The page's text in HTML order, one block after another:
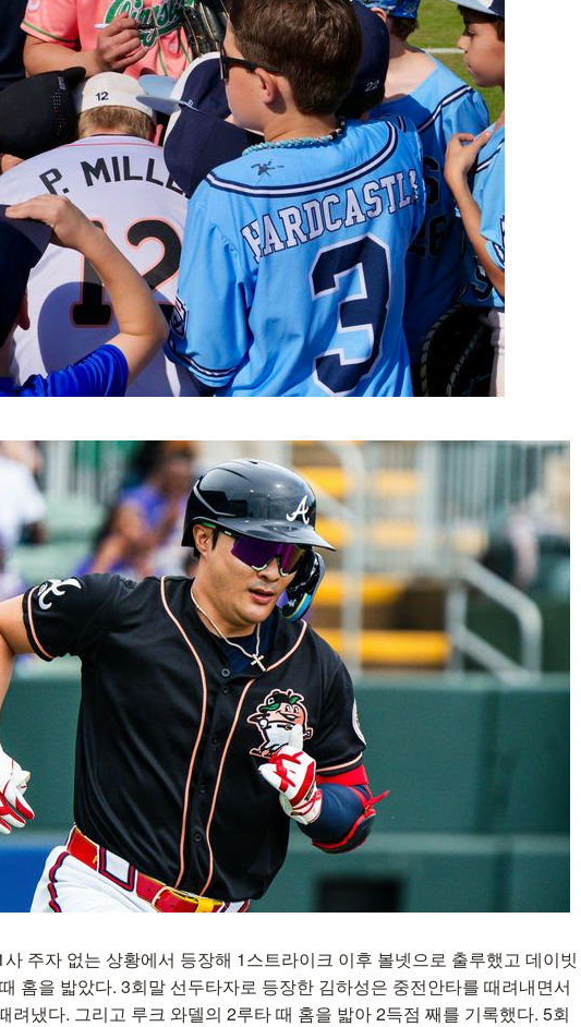
주자 없는 상황에서 등장해 1스트라이크 이후 볼넷으로 출루했고 데이빗
홈을 밟았다. 3회말 선두타자로 등장한 김하성은 중전안타를 때려내면서
려냈다. 그리고 루크 와델의 2루타 때 홈을 밟아 2득점 째를 기록했다. 5회